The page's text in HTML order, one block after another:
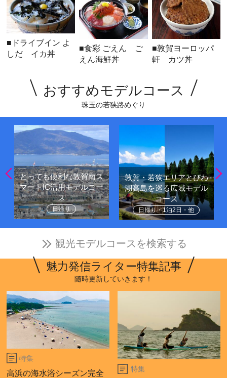
■ドライブイン よ
しだ イカ丼
■食彩 ごえん ご
えん海鮮丼
■敦賀ヨーロッパ
軒 カツ丼
おすすめモデルコース
珠玉の若狭路めぐり
とっても便利な敦賀南ス
マートIC活用モデルコー
ス
日帰り
敦賀・若狭エリアとびわ
湖高島を巡る広域モデル
コース
日帰り・1泊2日・他
観光モデルコースを検索する
魅力発信ライター特集記事
随時更新していきます！
特集
高浜の海水浴シーズン完全
特集